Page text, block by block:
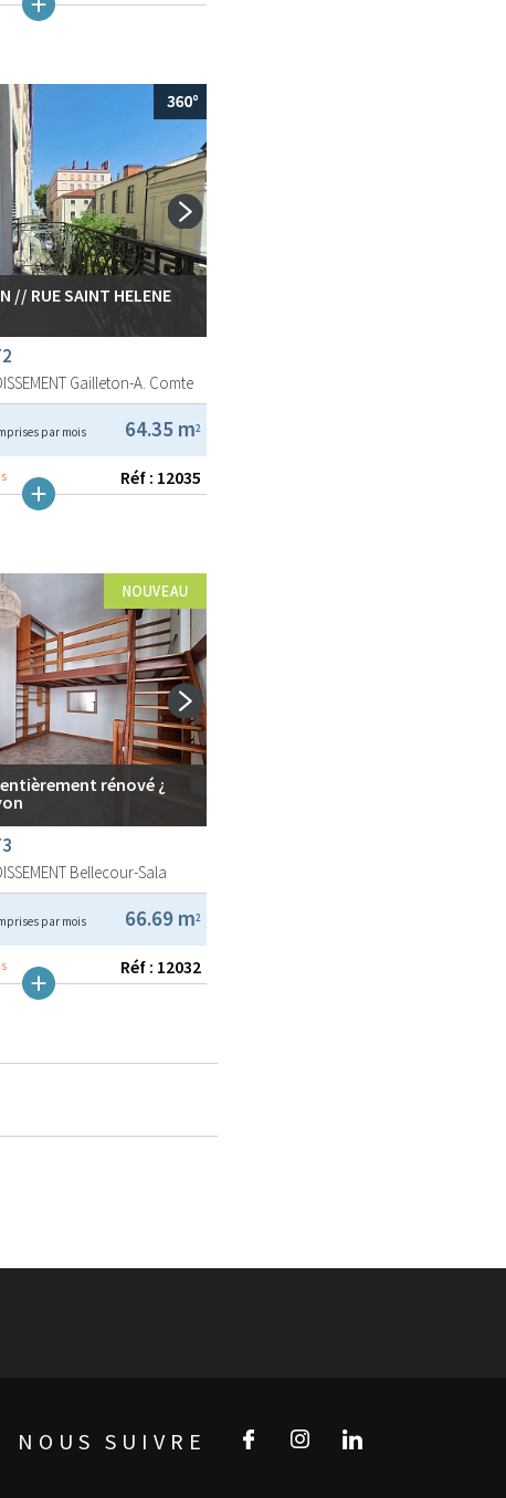
// RUE SAINT HELENE
Gailleton-A. Comte
64.35 m2
par mois
Réf : 12035
entièrement rénové ¿
Bellecour-Sala
66.69 m2
par mois
Réf : 12032
NOUS SUIVRE